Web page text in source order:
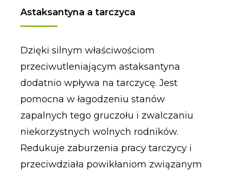
Astaksantyna a tarczyca
Dzięki silnym właściwościom
przeciwutleniającym astaksantyna
dodatnio wpływa na tarczycę. Jest
pomocna w łagodzeniu stanów
zapalnych tego gruczołu i zwalczaniu
niekorzystnych wolnych rodników.
Redukuje zaburzenia pracy tarczycy i
przeciwdziała powikłaniom związanym